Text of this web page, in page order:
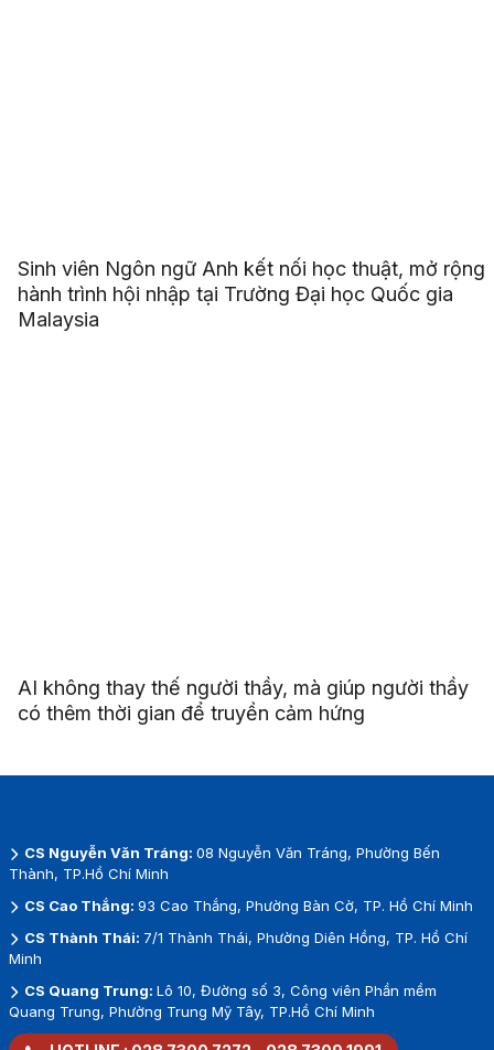
Sinh viên Ngôn ngữ Anh kết nối học thuật, mở rộng
hành trình hội nhập tại Trường Đại học Quốc gia
Malaysia
AI không thay thế người thầy, mà giúp người thầy
có thêm thời gian để truyền cảm hứng
CS Nguyễn Văn Tráng: 08 Nguyễn Văn Tráng, Phường Bến
Thành, TP.Hồ Chí Minh
CS Cao Thắng: 93 Cao Thắng, Phường Bàn Cờ, TP. Hồ Chí Minh
CS Thành Thái: 7/1 Thành Thái, Phường Diên Hồng, TP. Hồ Chí
Minh
CS Quang Trung: Lô 10, Đường số 3, Công viên Phần mềm
Quang Trung, Phường Trung Mỹ Tây, TP.Hồ Chí Minh